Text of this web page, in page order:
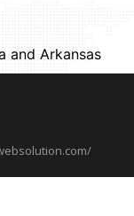
and Arkansas